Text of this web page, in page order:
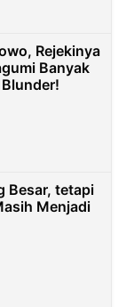
Rejekinya
Banyak
Besar, tetapi
Menjadi